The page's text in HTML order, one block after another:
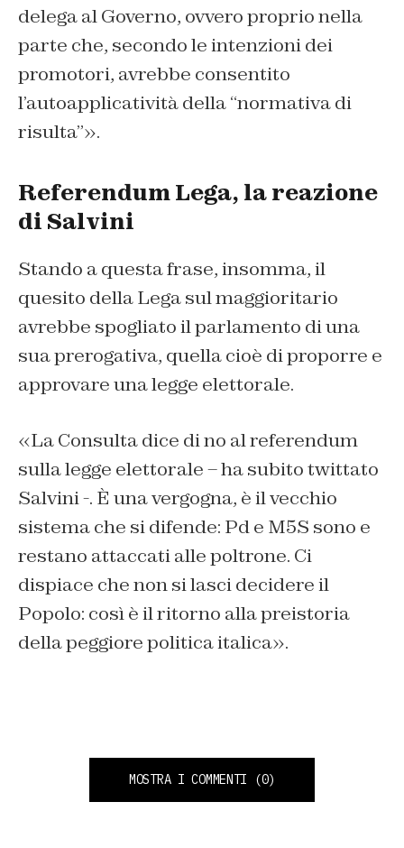
delega al Governo, ovvero proprio nella
parte che, secondo le intenzioni dei
promotori, avrebbe consentito
l’autoapplicatività della “normativa di
risulta”».
Referendum Lega, la reazione
di Salvini
Stando a questa frase, insomma, il
quesito della Lega sul maggioritario
avrebbe spogliato il parlamento di una
sua prerogativa, quella cioè di proporre e
approvare una legge elettorale.
«La Consulta dice di no al referendum
sulla legge elettorale – ha subito twittato
Salvini -. È una vergogna, è il vecchio
sistema che si difende: Pd e M5S sono e
restano attaccati alle poltrone. Ci
dispiace che non si lasci decidere il
Popolo: così è il ritorno alla preistoria
della peggiore politica italica».
MOSTRA I COMMENTI (0)